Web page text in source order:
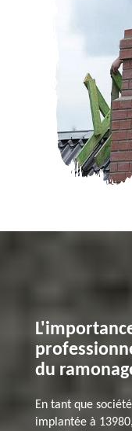
du
En tant que
implantée à